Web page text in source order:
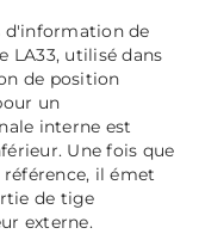
d'information de
LA33, utilisé dans
de position
un
interne est
Une fois que
il émet
de tige
externe.